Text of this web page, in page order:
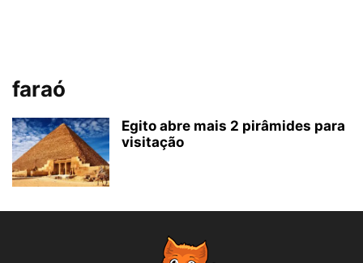
faraó
Egito abre mais 2 pirâmides para
visitação